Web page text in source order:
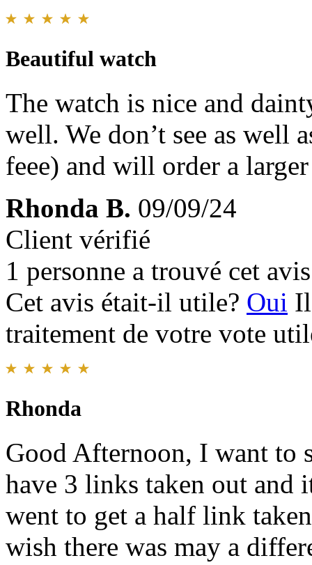
Beautiful watch
The watch is nice and
well. We don’t see as well
feee) and will order a
Rhonda B. 09/09/24
Client vérifié
1 personne a trouvé cet
Cet avis était-il utile? Oui
traitement de votre vote
Rhonda
Good Afternoon, I want to
have 3 links taken out and
went to get a half link
wish there was may a